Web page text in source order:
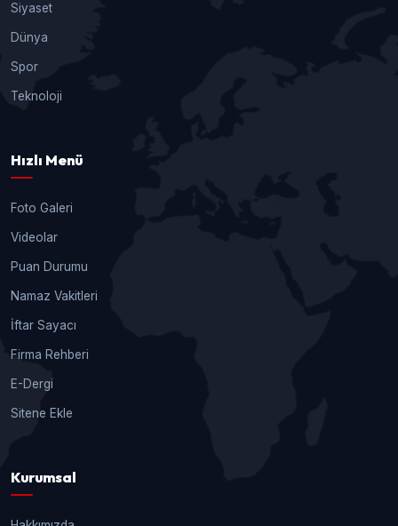
Siyaset
Dünya
Spor
Teknoloji
Hızlı Menü
Foto Galeri
Videolar
Puan Durumu
Namaz Vakitleri
İftar Sayacı
Firma Rehberi
E-Dergi
Sitene Ekle
Kurumsal